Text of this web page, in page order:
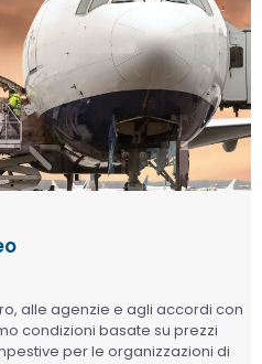
alle agenzie e agli accordi con
condizioni basate su prezzi
per le organizzazioni di